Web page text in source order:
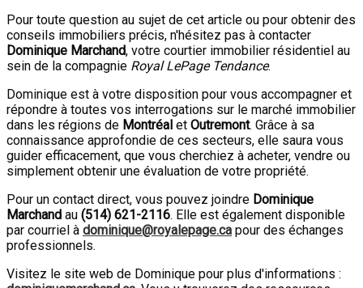
Pour toute question au sujet de cet article ou pour obtenir des
conseils immobiliers précis, n'hésitez pas à contacter
Dominique Marchand, votre courtier immobilier résidentiel au
sein de la compagnie Royal LePage Tendance.
Dominique est à votre disposition pour vous accompagner et
répondre à toutes vos interrogations sur le marché immobilier
dans les régions de Montréal et Outremont. Grâce à sa
connaissance approfondie de ces secteurs, elle saura vous
guider efficacement, que vous cherchiez à acheter, vendre ou
simplement obtenir une évaluation de votre propriété.
Pour un contact direct, vous pouvez joindre Dominique
Marchand au (514) 621-2116. Elle est également disponible
par courriel à dominique@royalepage.ca pour des échanges
professionnels.
Visitez le site web de Dominique pour plus d'informations :